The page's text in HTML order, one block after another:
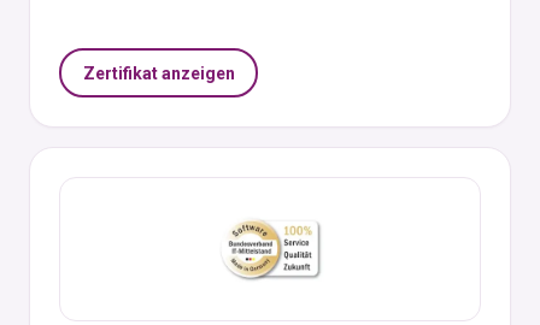
Zertifikat anzeigen